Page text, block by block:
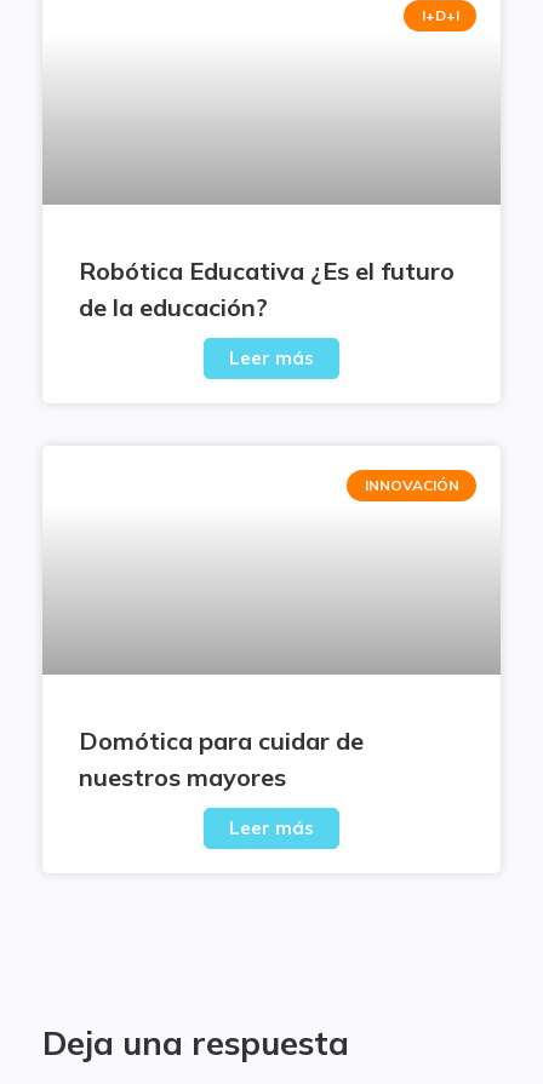
I+D+I
Robótica Educativa ¿Es el futuro
de la educación?
Leer más
INNOVACIÓN
Domótica para cuidar de
nuestros mayores
Leer más
Deja una respuesta